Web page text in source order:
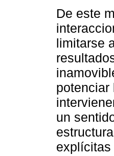
De este
limitarse
potenciar
un